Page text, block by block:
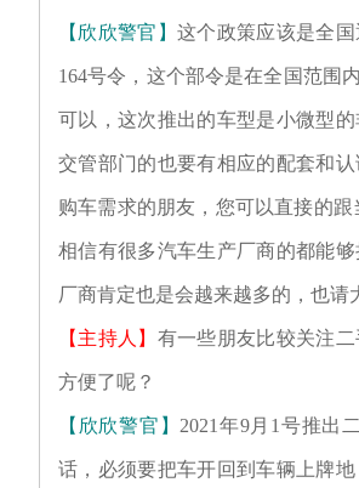
【欣欣警官】 这个政策应该是全
164号令，这个部令是在全国范围
可以，这次推出的车型是小微型
交管部门的也要有相应的配套和
购车需求的朋友，您可以直接的
相信有很多汽车生产厂商的都能
厂商肯定也是会越来越多的，也请
【主持人】 有一些朋友比较关注
方便了呢？
【欣欣警官】 2021年9月1号推出
话，必须要把车开回到车辆上牌